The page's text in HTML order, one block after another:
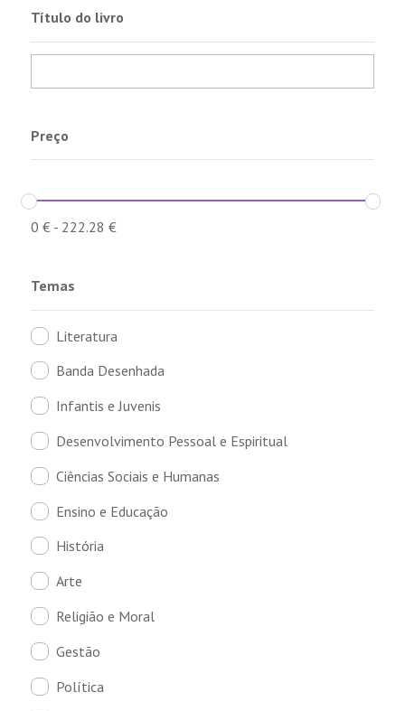
Título do livro
Preço
0 €- 222.28 €
Temas
Literatura
Banda Desenhada
Infantis e Juvenis
Desenvolvimento Pessoal e Espiritual
Ciências Sociais e Humanas
Ensino e Educação
História
Arte
Religião e Moral
Gestão
Política